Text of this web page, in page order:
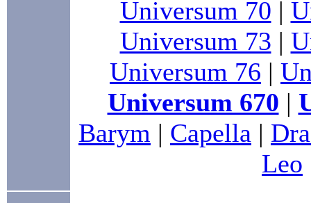
Universum 70 |
Universum 73 |
Universum 76 |
Universum 670 |
Barym | Capella |
Leo